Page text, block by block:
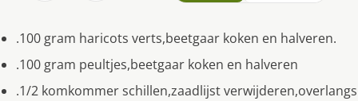
.100 gram haricots verts,beetgaar koken en halveren.
.100 gram peultjes,beetgaar koken en halveren
.1/2 komkommer schillen,zaadlijst verwijderen,overlangs